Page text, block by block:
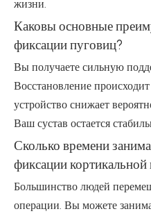
жизни.
Каковы основные
фиксации пуговиц?
Вы получаете сильную
Восстановление
устройство снижает
Ваш сустав остается
Сколько времени
фиксации
Большинство людей
операции. Вы можете